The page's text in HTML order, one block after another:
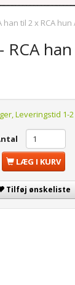
til 2 x RCA hun
RCA
Leveringstid 1-
LÆG I KURV
Tilføj ønskeliste